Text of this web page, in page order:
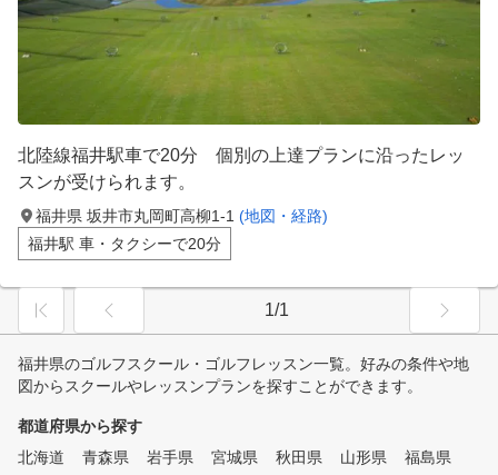
北陸線福井駅車で20分 個別の上達プランに沿ったレッ
スンが受けられます。
福井県 坂井市丸岡町高柳1-1 (地図・経路)
福井駅 車・タクシーで20分
1/1
福井県のゴルフスクール・ゴルフレッスン一覧。好みの条件や地
図からスクールやレッスンプランを探すことができます。
都道府県から探す
北海道
青森県 岩手県 宮城県 秋田県 山形県
福島県